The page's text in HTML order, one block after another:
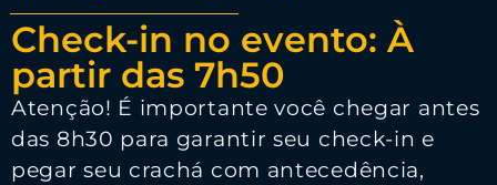
Check-in no evento: À
partir das 7h50
Atenção! É importante você chegar antes
das 8h30 para garantir seu check-in e
pegar seu crachá com antecedência,